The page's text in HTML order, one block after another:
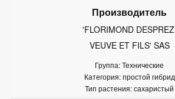
'FLORIMOND DESPREZ
VEUVE ET FILS' SAS
Группа: Технические
Категория: простой гибрид
Тип растения: сахаристый